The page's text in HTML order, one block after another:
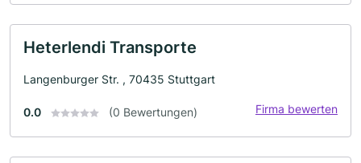
Heterlendi Transporte
Langenburger Str. , 70435 Stuttgart
0.0 (0 Bewertungen) Firma bewerten